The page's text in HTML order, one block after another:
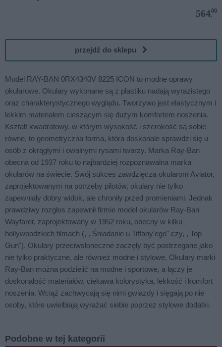
564,
00
przejdź do sklepu
Model RAY-BAN 0RX4340V 8225 ICON to modne oprawy
okularowe. Okulary wykonane są z plastiku nadają wyrazistego
oraz charakterystycznego wyglądu. Tworzywo jest elastycznym i
lekkim materiałem cieszącym się dużym komfortem noszenia.
Kształt kwadratowy, w którym wysokość i szerokość są sobie
równe, to geometryczna forma, która doskonale sprawdzi się u
osób z okrągłymi i owalnymi rysami twarzy. Marka Ray-Ban
obecna od 1937 roku to najbardziej rozpoznawalna marka
okularów na świecie. Swój sukces zawdzięcza okularom Aviator,
zaprojektowanym na potrzeby pilotów, okulary nie tylko
zapewniały dobry widok, ale chroniły przed promieniami. Jednak
prawdziwy rozgłos zapewnił firmie model okularów Ray-Ban
Wayfarer, zaprojektowany w 1952 roku, obecny w kilku
hollywoodzkich filmach (, , Śniadanie u Tiffany'ego" czy, , Top
Gun"). Okulary przeciwsłoneczne zaczęły być postrzegane jako
nie tylko praktyczne, ale również modne i stylowe. Okulary marki
Ray-Ban można podzielić na modne i sportowe, a łączy je
doskonałość materiałów, ciekawa kolorystyka, lekkość i komfort
noszenia. Wciąż zachwycają się nimi gwiazdy i sięgają po nie
osoby, które uwielbiają wyrażać siebie poprzez stylowe dodatki.
Podobne w tej kategorii